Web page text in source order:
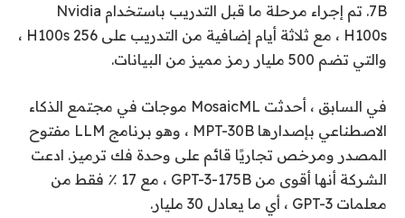
7B. تم إجراء مرحلة ما قبل التدريب باستخدام Nvidia
H100s ، مع ثلاثة أيام إضافية من التدريب على 256 H100s ،
والتي تضم 500 مليار رمز مميز من البيانات.
في السابق ، أحدثت MosaicML موجات في مجتمع الذكاء
الاصطناعي بإصدارها MPT-30B ، وهو برنامج LLM مفتوح
المصدر ومرخص تجاريًا قائم على وحدة فك ترميز. ادعت
الشركة أنها أقوى من GPT-3-175B ، مع 17 ٪ فقط من
معلمات GPT-3 ، أي ما يعادل 30 مليار.